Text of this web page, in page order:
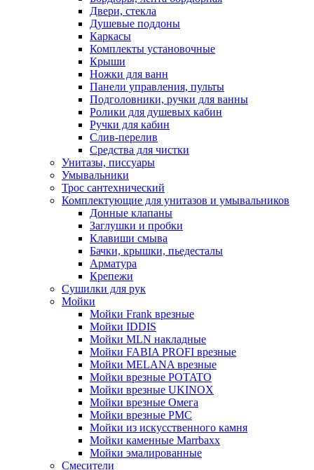
Двери, стекла
Душевые поддоны
Каркасы
Комплекты установочные
Крыши
Ножки для ванн
Панели управления, пульты
Подголовники, ручки для ванны
Ролики для душевых кабин
Ручки для кабин
Слив-перелив
Средства для чистки
Унитазы, писсуары
Умывальники
Трос сантехнический
Комплектующие для унитазов и умывальников
Донные клапаны
Заглушки и пробки
Клавиши смыва
Бачки, крышки, пьедесталы
Арматура
Крепежи
Сушилки для рук
Мойки
Мойки Frank врезные
Мойки IDDIS
Мойки MLN накладные
Мойки FABIA PROFI врезные
Мойки MELANA врезные
Мойки врезные POTATO
Мойки врезные UKINOX
Мойки врезные Омега
Мойки врезные РМС
Мойки из искусственного камня
Мойки каменные Marrbaxx
Мойки эмалированные
Смесители